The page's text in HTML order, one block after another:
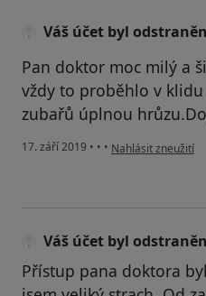
Váš účet byl odstraněn
Pan doktor moc milý a
vždy to proběhlo v
zubařů úplnou
17. září 2019 • • • podle názoru
Nahlásit zneužití
Váš účet byl odstraněn
Přístup pana doktora